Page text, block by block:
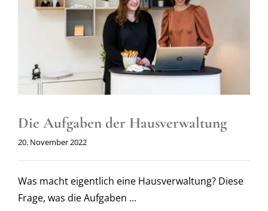
Die Aufgaben der Hausverwaltung
20. November 2022
Was macht eigentlich eine Hausverwaltung? Diese
Frage, was die Aufgaben ...